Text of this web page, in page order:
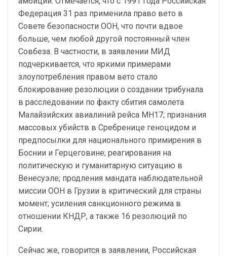
Федерация 31 раз применила право вето в
Совете безопасности ООН, что почти вдвое
больше, чем любой другой постоянный член
Совбеза. В частности, в заявлении МИД
подчеркивается, что яркими примерами
злоупотребления правом вето стало
блокирование резолюции о создании трибунала
в расследовании по факту сбития самолета
Малайзийских авиалиний рейса MH17; признания
массовых убийств в Сребренице геноцидом и
предпосылки для национального примирения в
Боснии и Герцеговине; реагирования на
политическую и гуманитарную ситуацию в
Венесуэле; продления мандата наблюдательной
миссии ООН в Грузии в критический для страны
момент; усиления санкционного режима в
отношении КНДР, а также 16 резолюций по
Сирии.
Сейчас же, говорится в заявлении, Российская